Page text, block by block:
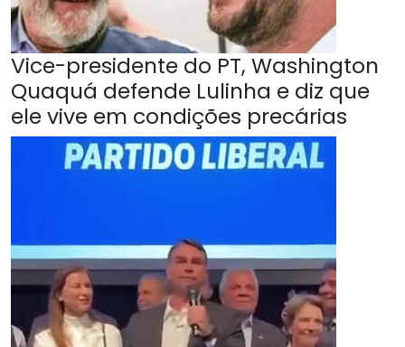
Vice-presidente do PT, Washington
Quaquá defende Lulinha e diz que
ele vive em condições precárias